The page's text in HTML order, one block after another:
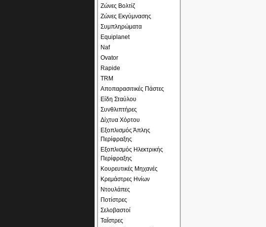
Ζώνες Βολτίζ
Ζώνες Εκγύμνασης
Συμπληρώματα
Equiplanet
Naf
Ovator
Rapide
TRM
Αποπαρασιτικές Πάστες
Είδη Σταύλου
Συνθλιπτήρες
Δίχτυα Χόρτου
Εξοπλισμός Άπλης
Περίφραξης
Εξοπλισμός Ηλεκτρικής
Περίφραξης
Κουρευτικές Μηχανές
Κρεμάστρες Ηνίων
Ντουλάπες
Ποτίστρες
Σελοβαστοί
ΤαΪστρες